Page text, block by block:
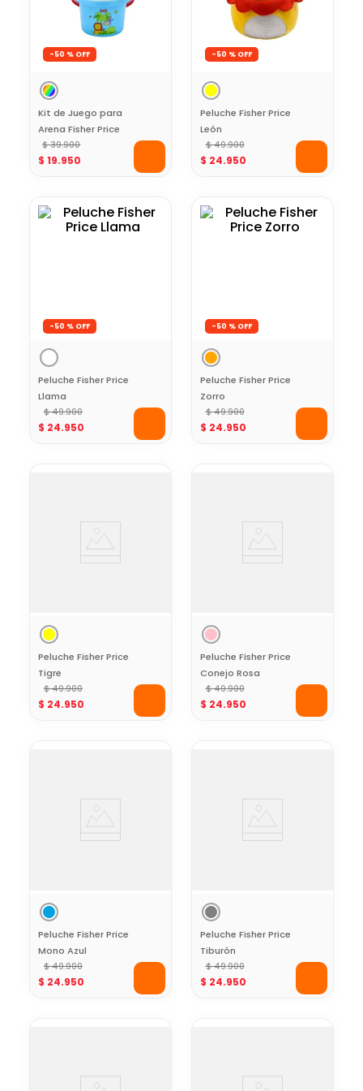
-50 %
Kit de Juego para
Arena Fisher Price
$ 39.900
$ 19.950
-50 %
Peluche Fisher Price
León
$ 49.900
$ 24.950
-50 %
Peluche Fisher Price
Llama
$ 49.900
$ 24.950
-50 %
Peluche Fisher Price
Zorro
$ 49.900
$ 24.950
Peluche Fisher Price
Tigre
$ 49.900
$ 24.950
Peluche Fisher Price
Conejo Rosa
$ 49.900
$ 24.950
Peluche Fisher Price
Mono Azul
$ 49.900
$ 24.950
Peluche Fisher Price
Tiburón
$ 49.900
$ 24.950